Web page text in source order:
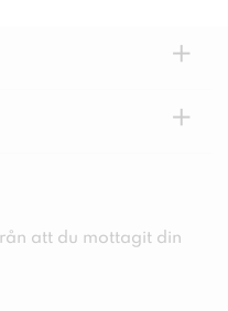
+
+
att du mottagit din